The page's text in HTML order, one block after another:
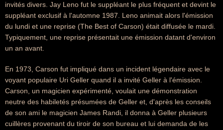
invités divers. Jay Leno fut le suppléant le plus fréquent et devint le
suppléant exclusif à l'automne 1987. Leno animait alors l'émission
du lundi et une reprise (The Best of Carson) était diffusée le mardi.
Typiquement, une reprise présentait une émission datant d'environ
un an avant.
En 1973, Carson fut impliqué dans un incident légendaire avec le
voyant populaire Uri Geller quand il a invité Geller à l'émission.
Carson, un magicien expérimenté, voulait une démonstration
neutre des habiletés présumées de Geller et, d'après les conseils
de son ami le magicien James Randi, il donna à Geller plusieurs
cuillères provenant du tiroir de son bureau et lui demanda de les